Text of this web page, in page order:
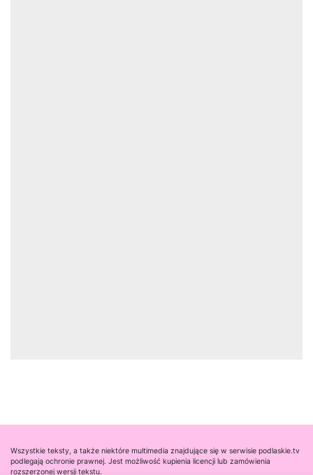
Wszystkie teksty, a także niektóre multimedia znajdujące się w serwisie podlaskie.tv
podlegają ochronie prawnej. Jest możliwość kupienia licencji lub zamówienia
rozszerzonej wersji tekstu.